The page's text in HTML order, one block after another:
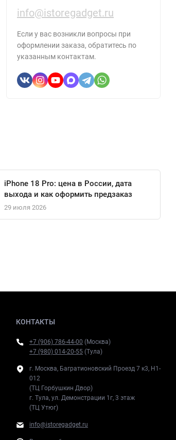
info@istoregadget.ru
Если у вас возникли вопросы при
оформлении заказа, обратитесь по
указанным контактам.
iPhone 18 Pro: цена в России, дата
выхода и как оформить предзаказ
29 июля 2026
КОНТАКТЫ
+7 (906) 786-44-00 (Москва)
+7 (980) 014-20-55 (Тула)
г. Москва, Багратионовский Проезд 7 к3, H1-
012
(ТЦ Горбушкин Двор)
г. Тула, ул. Демонстрации 1г, 3 этаж
(ТЦ Утюг)
info@istoregadget.ru